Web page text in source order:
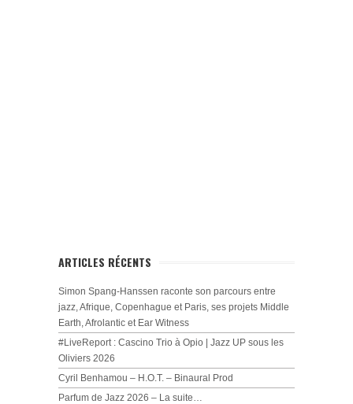
ARTICLES RÉCENTS
Simon Spang-Hanssen raconte son parcours entre
jazz, Afrique, Copenhague et Paris, ses projets Middle
Earth, Afrolantic et Ear Witness
#LiveReport : Cascino Trio à Opio | Jazz UP sous les
Oliviers 2026
Cyril Benhamou – H.O.T. – Binaural Prod
Parfum de Jazz 2026 – La suite…